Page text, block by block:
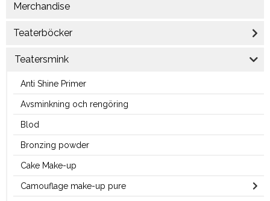
Merchandise
Teaterböcker
Teatersmink
Anti Shine Primer
Avsminkning och rengöring
Blod
Bronzing powder
Cake Make-up
Camouflage make-up pure